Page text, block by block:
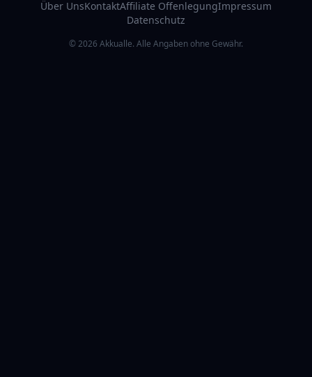
Über UnsKontaktAffiliate OffenlegungImpressum
Datenschutz
© 2026 Akkualle. Alle Angaben ohne Gewähr.